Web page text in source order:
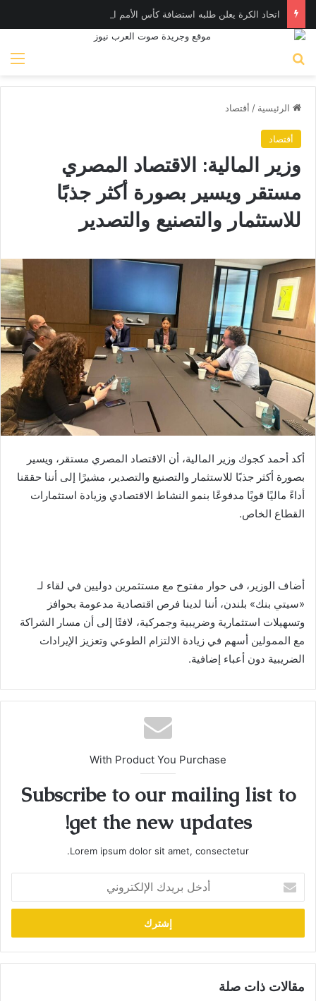
اتحاد الكرة يعلن طلبه استضافة كأس الأمم الإفريقية تحت ٢٣ عاما
الرئيسية / أقتصاد
أقتصاد
وزير المالية: الاقتصاد المصري
مستقر ويسير بصورة أكثر جذبًا
للاستثمار والتصنيع والتصدير
أكد أحمد كجوك وزير المالية، أن الاقتصاد المصري مستقر، ويسير
بصورة أكثر جذبًا للاستثمار والتصنيع والتصدير، مشيرًا إلى أننا حققنا
أداءً ماليًا قويًا مدفوعًا بنمو النشاط الاقتصادي وزيادة استثمارات
القطاع الخاص.
أضاف الوزير، فى حوار مفتوح مع مستثمرين دوليين في لقاء لـ
«سيتي بنك» بلندن، أننا لدينا فرص اقتصادية مدعومة بحوافز
وتسهيلات استثمارية وضريبية وجمركية، لافتًا إلى أن مسار الشراكة
مع الممولين أسهم في زيادة الالتزام الطوعي وتعزيز الإيرادات
الضريبية دون أعباء إضافية.
With Product You Purchase
Subscribe to our mailing list to
get the new updates!
Lorem ipsum dolor sit amet, consectetur.
بريدك
الإلكتروني
مقالات ذات صلة